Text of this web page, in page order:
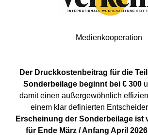
Medienkooperation
Der Druckkostenbeitrag für die
Sonderbeilage beginnt bei € 300
damit einen außergewöhnlich
einem klar definierten
Erscheinung der Sonderbeilage ist
für Ende März / Anfang April